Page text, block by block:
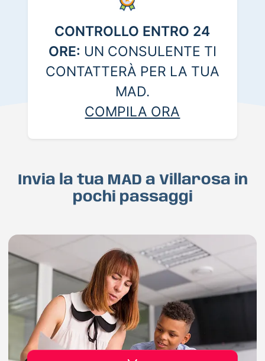
CONTROLLO ENTRO 24
ORE: UN CONSULENTE TI
CONTATTERÀ PER LA TUA
MAD.
COMPILA ORA
Invia la tua MAD a Villarosa in
pochi passaggi